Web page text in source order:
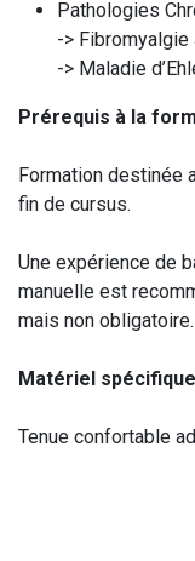
Pathologies
->
-> Maladie
Prérequis à la
Formation destinée
fin de cursus.
Une expérience de
manuelle est
mais non obligatoire.
Matériel spécifique
Tenue confortable